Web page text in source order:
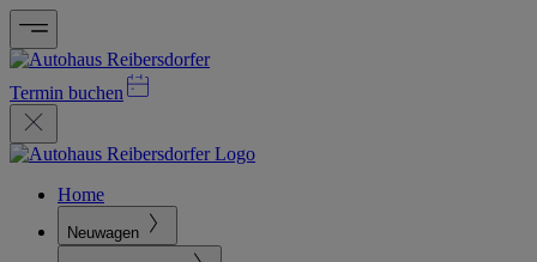
Termin buchen
Home
Neuwagen